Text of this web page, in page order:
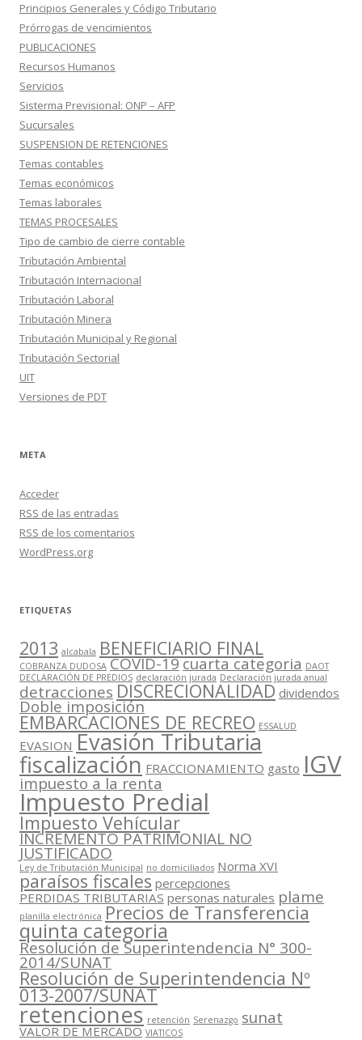
Principios Generales y Código Tributario
Prórrogas de vencimientos
PUBLICACIONES
Recursos Humanos
Servicios
Sisterma Previsional: ONP – AFP
Sucursales
SUSPENSION DE RETENCIONES
Temas contables
Temas económicos
Temas laborales
TEMAS PROCESALES
Tipo de cambio de cierre contable
Tributación Ambiental
Tributación Internacional
Tributación Laboral
Tributación Minera
Tributación Municipal y Regional
Tributación Sectorial
UIT
Versiones de PDT
META
Acceder
RSS de las entradas
RSS de los comentarios
WordPress.org
ETIQUETAS
2013 alcabala BENEFICIARIO FINAL
COBRANZA DUDOSA COVID-19cuarta categoria DAOT
DECLARACIÓN DE PREDIOS declaración jurada Declaración jurada anual
detracciones DISCRECIONALIDAD dividendos
Doble imposición
EMBARCACIONES DE RECREO ESSALUD
EVASION Evasión Tributaria
fiscalización FRACCIONAMIENTO gasto IGV
impuesto a la renta
Impuesto Predial
Impuesto Vehícular
INCREMENTO PATRIMONIAL NO
JUSTIFICADO
Ley de Tributación Municipal no domiciliados Norma XVI
paraísos fiscales percepciones
PERDIDAS TRIBUTARIAS personas naturales plame
planilla electrónica Precios de Transferencia
quinta categoria
Resolución de Superintendencia N° 300-
2014/SUNAT
Resolución de Superintendencia Nº
013-2007/SUNAT
retenciones retención Serenazgo sunat
VALOR DE MERCADO VIATICOS